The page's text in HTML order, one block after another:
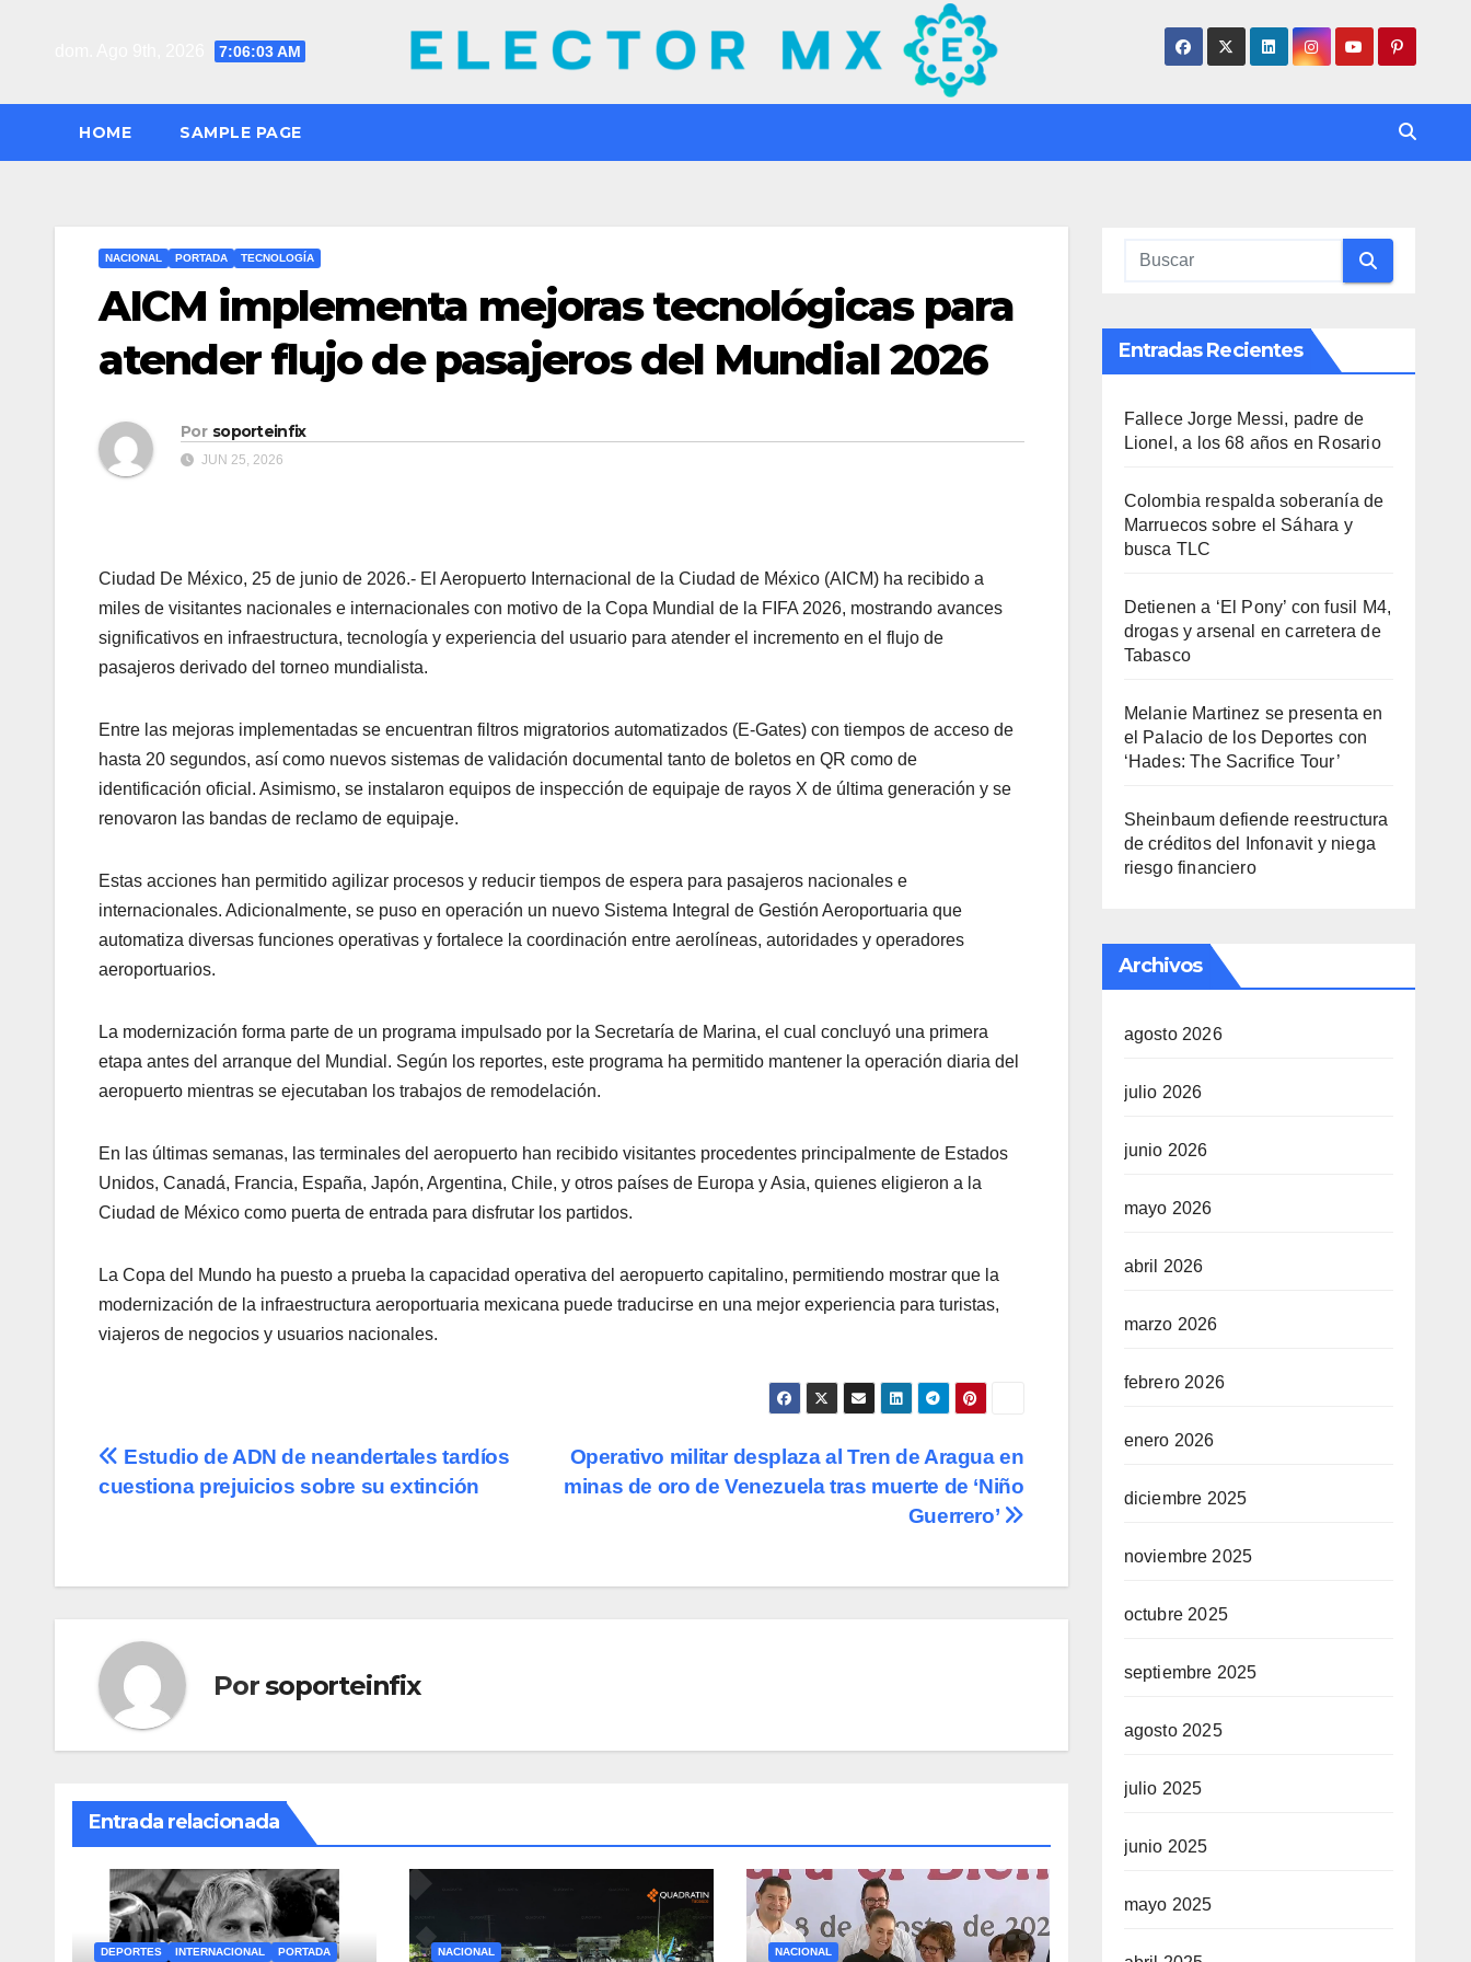
7:06:04 AM
HOME SAMPLE PAGE
NACIONAL PORTADA TECNOLOGÍA
AICM implementa mejoras tecnológicas para
atender flujo de pasajeros del Mundial 2026
Por soporteinfix
JUN 25, 2026
Ciudad De México, 25 de junio de 2026.- El Aeropuerto Internacional de la Ciudad de México (AICM) ha recibido a
miles de visitantes nacionales e internacionales con motivo de la Copa Mundial de la FIFA 2026, mostrando avances
significativos en infraestructura, tecnología y experiencia del usuario para atender el incremento en el flujo de
pasajeros derivado del torneo mundialista.
Entre las mejoras implementadas se encuentran filtros migratorios automatizados (E-Gates) con tiempos de acceso de
hasta 20 segundos, así como nuevos sistemas de validación documental tanto de boletos en QR como de
identificación oficial. Asimismo, se instalaron equipos de inspección de equipaje de rayos X de última generación y se
renovaron las bandas de reclamo de equipaje.
Estas acciones han permitido agilizar procesos y reducir tiempos de espera para pasajeros nacionales e
internacionales. Adicionalmente, se puso en operación un nuevo Sistema Integral de Gestión Aeroportuaria que
automatiza diversas funciones operativas y fortalece la coordinación entre aerolíneas, autoridades y operadores
aeroportuarios.
La modernización forma parte de un programa impulsado por la Secretaría de Marina, el cual concluyó una primera
etapa antes del arranque del Mundial. Según los reportes, este programa ha permitido mantener la operación diaria del
aeropuerto mientras se ejecutaban los trabajos de remodelación.
En las últimas semanas, las terminales del aeropuerto han recibido visitantes procedentes principalmente de Estados
Unidos, Canadá, Francia, España, Japón, Argentina, Chile, y otros países de Europa y Asia, quienes eligieron a la
Ciudad de México como puerta de entrada para disfrutar los partidos.
La Copa del Mundo ha puesto a prueba la capacidad operativa del aeropuerto capitalino, permitiendo mostrar que la
modernización de la infraestructura aeroportuaria mexicana puede traducirse en una mejor experiencia para turistas,
viajeros de negocios y usuarios nacionales.
Navegación
Operativo militar desplaza al Tren de Aragua en
minas de oro de Venezuela tras muerte de ‘Niño
Guerrero’
Estudio de ADN de neandertales tardíos
cuestiona prejuicios sobre su extinción
Porsoporteinfix
Entrada relacionada
DEPORTES INTERNACIONAL PORTADA NACIONAL NACIONAL
Entradas Recientes
Fallece Jorge Messi, padre de
Lionel, a los 68 años en Rosario
Colombia respalda soberanía de
Marruecos sobre el Sáhara y
busca TLC
Detienen a ‘El Pony’ con fusil M4,
drogas y arsenal en carretera de
Tabasco
Melanie Martinez se presenta en
el Palacio de los Deportes con
‘Hades: The Sacrifice Tour’
Sheinbaum defiende reestructura
de créditos del Infonavit y niega
riesgo financiero
Archivos
agosto 2026
julio 2026
junio 2026
mayo 2026
abril 2026
marzo 2026
febrero 2026
enero 2026
diciembre 2025
noviembre 2025
octubre 2025
septiembre 2025
agosto 2025
julio 2025
junio 2025
mayo 2025